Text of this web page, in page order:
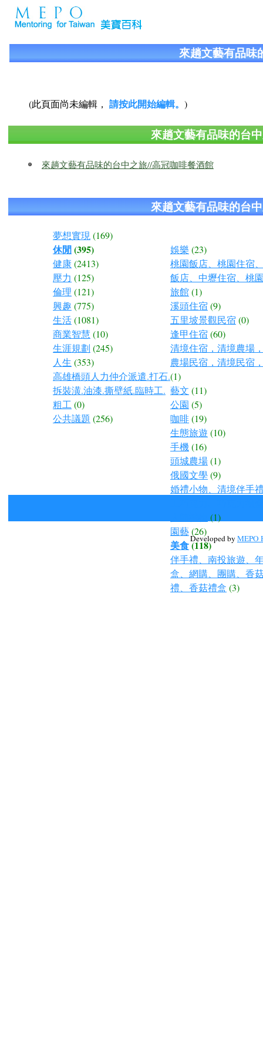
來趟文藝有品味
(此頁面尚未編輯， 請按此開始編輯。 )
來趟文藝有品味的台
來趟文藝有品味的台中之旅//高冠咖啡餐酒館
來趟文藝有品味的台
夢想實現(169)
休閒(395)
健康(2413)
壓力 (125)
倫理 (121)
興趣 (775)
生活(1081)
商業智慧 (10)
生涯規劃 (245)
人生 (353)
高雄橋頭人力仲介派遣.打石.
拆裝潢.油漆.撕壁紙.臨時工.
粗工(0)
公共議題 (256)
娛樂 (23)
桃園飯店、桃園住宿
飯店、中壢住宿、桃
旅館(1)
溪頭住宿 (9)
五里坡景觀民宿 (0)
逢甲住宿 (60)
清境住宿，清境農場
農場民宿，清境民宿
(1)
藝文 (11)
公園 (5)
咖啡(19)
生態旅遊 (10)
手機(16)
頭城農場(1)
俄國文學(9)
婚禮小物、清境伴手
(1)
園藝(26)
美食(118)
伴手禮、南投旅遊、
盒、網購、團購、香
禮、香菇禮盒 (3)
Developed by MEPO